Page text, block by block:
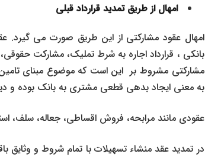
امهال از طریق تمدید قرارداد قبلی
امهال عقود مشارکتی از این طریق صورت می گیرد.
بانکی ، قرارداد اجاره به شرط تملیک، مشارکت حقوقی،
مشارکتی مشروط بر این است که موضوع مبنای تامین
به معنی ایجاد بدهی قطعی مشتری به بانک بوده و
عقودی مانندمرابحه، فروش اقساطی،جعاله، سلف،
در تمدید عقد منشاء تسهیلات با تمام شروط و وثایق